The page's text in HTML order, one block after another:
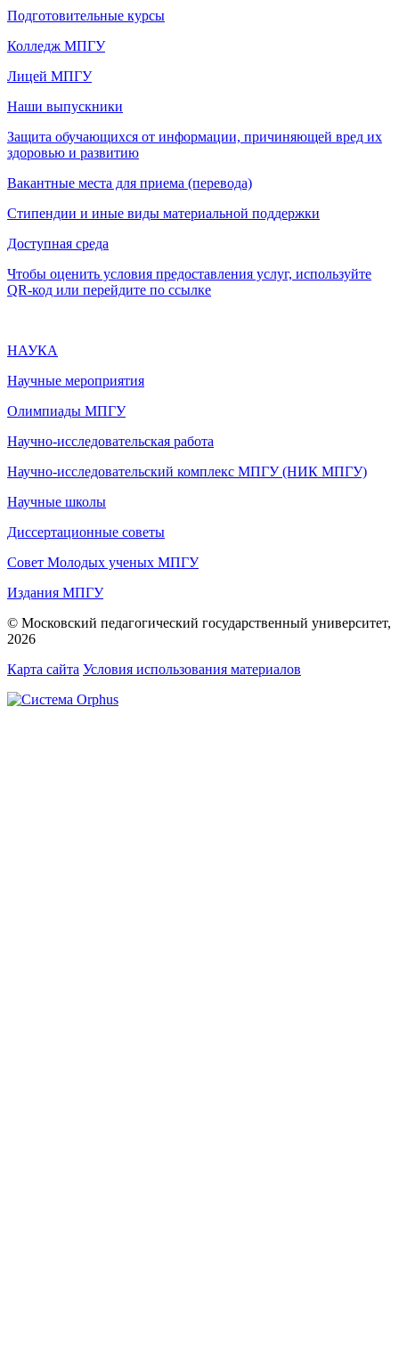
Подготовительные курсы
Колледж МПГУ
Лицей МПГУ
Наши выпускники
Защита обучающихся от информации, причиняющей вред их
здоровью и развитию
Вакантные места для приема (перевода)
Стипендии и иные виды материальной поддержки
Доступная среда
Чтобы оценить условия предоставления услуг, используйте
QR-код или перейдите по ссылке
НАУКА
Научные мероприятия
Олимпиады МПГУ
Научно-исследовательская работа
Научно-исследовательский комплекс МПГУ (НИК МПГУ)
Научные школы
Диссертационные советы
Совет Молодых ученых МПГУ
Издания МПГУ
© Московский педагогический государственный университет,
2026
Карта сайта Условия использования материалов